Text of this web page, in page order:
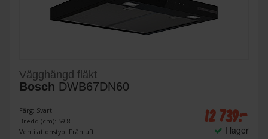
Vägghängd fläkt
Bosch DWB67DN60
Färg: Svart
Bredd (cm): 59.8
Ventilationstyp: Frånluft
12 739:-
I lager